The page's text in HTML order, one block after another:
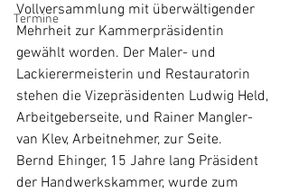
Termine
Vollversammlung mit überwältigender
Mehrheit zur Kammerpräsidentin
gewählt worden. Der Maler- und
Lackierermeisterin und Restauratorin
stehen die Vizepräsidenten Ludwig Held,
Arbeitgeberseite, und Rainer Mangler-
van Klev, Arbeitnehmer, zur Seite.
Bernd Ehinger, 15 Jahre lang Präsident
der Handwerkskammer, wurde zum